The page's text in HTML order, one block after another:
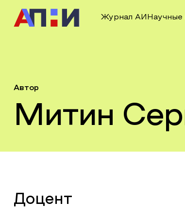
Журнал АИ Научные
Автор
Митин
Доцент